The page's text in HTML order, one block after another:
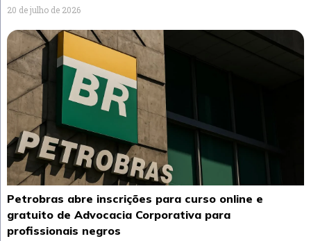
20 de julho de 2026
Petrobras abre inscrições para curso online e
gratuito de Advocacia Corporativa para
profissionais negros